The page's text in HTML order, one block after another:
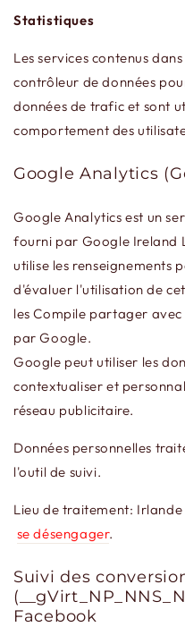
Statistiques
Les services contenus
contrôleur de données
données de trafic et sont
comportement des
Google Analytics
Google Analytics est un
fourni par Google Ireland
utilise les renseignements
d'évaluer l'utilisation de
les Compile partager
par Google.
Google peut utiliser les
contextualiser et
réseau publicitaire.
Données personnelles
l'outil de suivi.
Lieu de traitement:
se désengager.
Suivi des
Facebook